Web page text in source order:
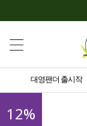
대영팬더 출시작
12%